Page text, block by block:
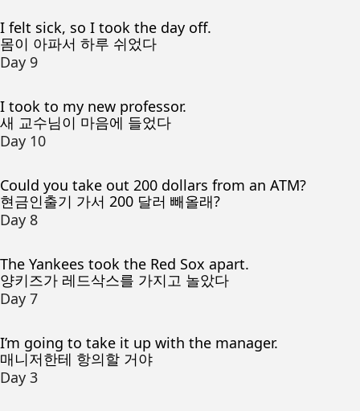
I felt sick, so I took the day off.
몸이 아파서 하루 쉬었다
Day 9
I took to my new professor.
새 교수님이 마음에 들었다
Day 10
Could you take out 200 dollars from an ATM?
현금인출기 가서 200 달러 빼올래?
Day 8
The Yankees took the Red Sox apart.
양키즈가 레드삭스를 가지고 놀았다
Day 7
I’m going to take it up with the manager.
매니저한테 항의할 거야
Day 3